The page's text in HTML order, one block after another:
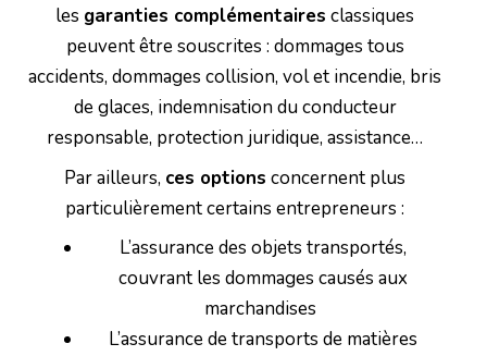
les garanties complémentaires classiques
peuvent être souscrites : dommages tous
accidents, dommages collision, vol et incendie, bris
de glaces, indemnisation du conducteur
responsable, protection juridique, assistance…
Par ailleurs, ces options concernent plus
particulièrement certains entrepreneurs :
L’assurance des objets transportés,
couvrant les dommages causés aux
marchandises
L’assurance de transports de matières